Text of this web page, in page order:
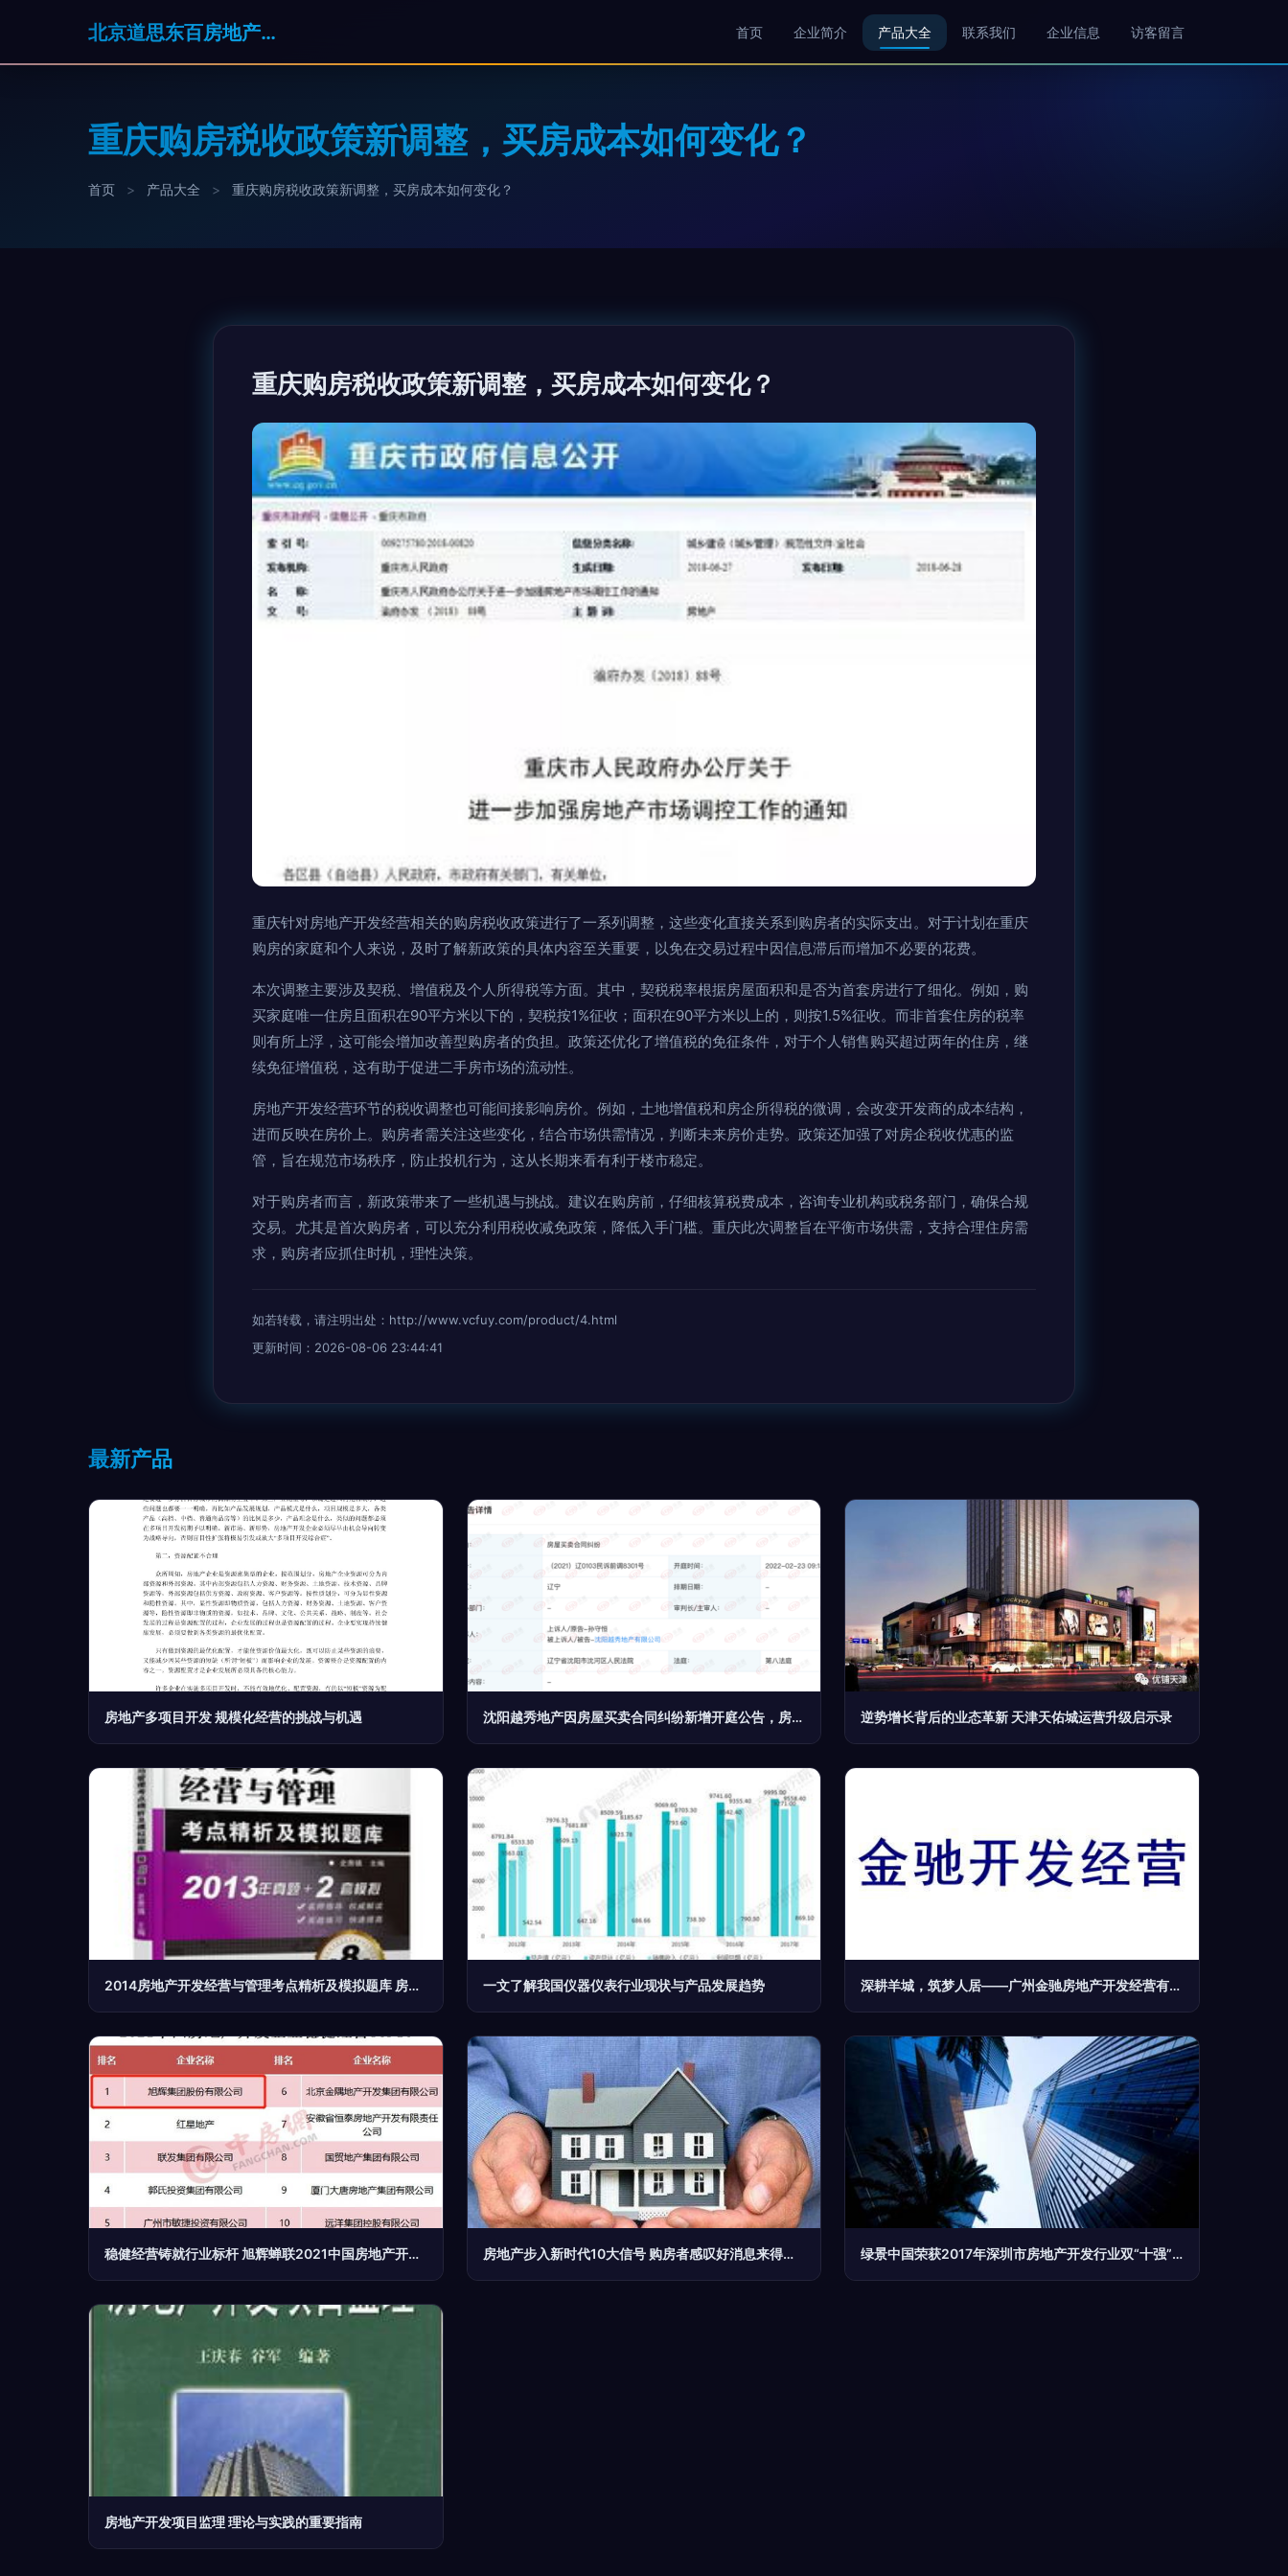
北京道思东百房地产经纪有限公司 首页 企业简介 产品大全 联系我们 企业信息 访客留言
重庆购房税收政策新调整，买房成本如何变化？
首页 > 产品大全 > 重庆购房税收政策新调整，买房成本如何变化？
重庆购房税收政策新调整，买房成本如何变化？
重庆针对房地产开发经营相关的购房税收政策进行了一系列调整，这些变化直接关系到购房者的实际支出。对于计划在重庆
购房的家庭和个人来说，及时了解新政策的具体内容至关重要，以免在交易过程中因信息滞后而增加不必要的花费。
本次调整主要涉及契税、增值税及个人所得税等方面。其中，契税税率根据房屋面积和是否为首套房进行了细化。例如，购
买家庭唯一住房且面积在90平方米以下的，契税按1%征收；面积在90平方米以上的，则按1.5%征收。而非首套住房的税率
则有所上浮，这可能会增加改善型购房者的负担。政策还优化了增值税的免征条件，对于个人销售购买超过两年的住房，继
续免征增值税，这有助于促进二手房市场的流动性。
房地产开发经营环节的税收调整也可能间接影响房价。例如，土地增值税和房企所得税的微调，会改变开发商的成本结构，
进而反映在房价上。购房者需关注这些变化，结合市场供需情况，判断未来房价走势。政策还加强了对房企税收优惠的监
管，旨在规范市场秩序，防止投机行为，这从长期来看有利于楼市稳定。
对于购房者而言，新政策带来了一些机遇与挑战。建议在购房前，仔细核算税费成本，咨询专业机构或税务部门，确保合规
交易。尤其是首次购房者，可以充分利用税收减免政策，降低入手门槛。重庆此次调整旨在平衡市场供需，支持合理住房需
求，购房者应抓住时机，理性决策。
如若转载，请注明出处：http://www.vcfuy.com/product/4.html
更新时间：2026-08-06 23:44:41
最新产品
房地产多项目开发 规模化经营的挑战与机遇 沈阳越秀地产因房屋买卖合同纠纷新增开庭公告，房地产经营风波再起 逆势增长背后的业态革新 天津天佑城运营升级启示录
2014房地产开发经营与管理考点精析及模拟题库 房地产开发经营核心要义 一文了解我国仪器仪表行业现状与产品发展趋势 深耕羊城，筑梦人居——广州金驰房地产开发经营有限责任公司简介
稳健经营铸就行业标杆 旭辉蝉联2021中国房地产开发企业稳健经营TOP10榜首 房地产步入新时代10大信号 购房者感叹好消息来得太快了 绿景中国荣获2017年深圳市房地产开发行业双“十强”殊荣
房地产开发项目监理 理论与实践的重要指南